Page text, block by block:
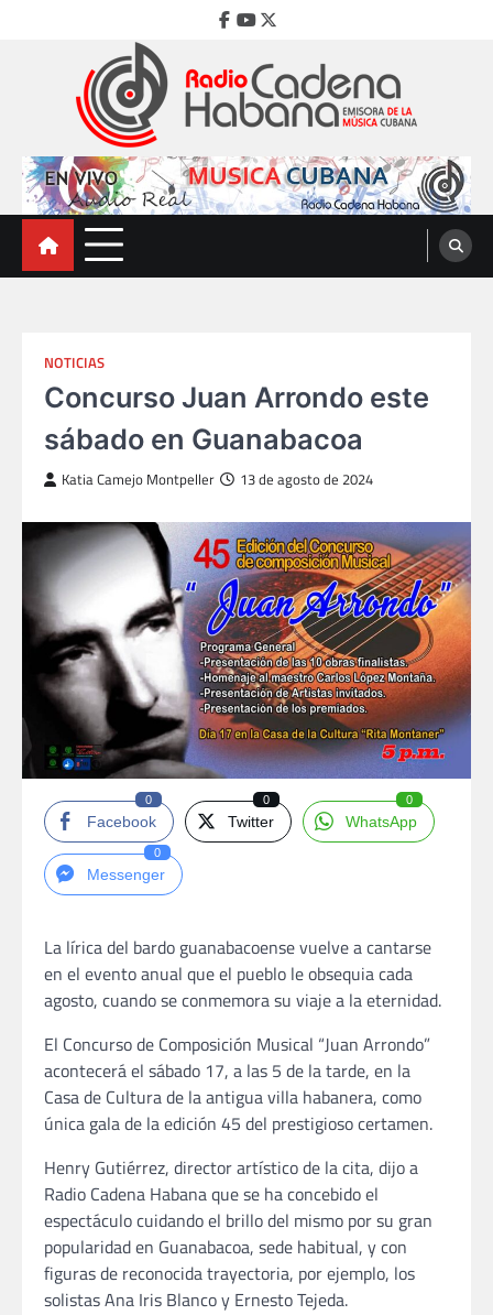
Facebook
Youtube
Twitter
Radio Cadena Habana
Emisora de la Música Cubana
NOTICIAS
Concurso Juan Arrondo este
sábado en Guanabacoa
Katia Camejo Montpeller 13 de agosto de 2024
Facebook
0
Twitter
0
WhatsApp
0
Messenger
0
La lírica del bardo guanabacoense vuelve a cantarse
en el evento anual que el pueblo le obsequia cada
agosto, cuando se conmemora su viaje a la eternidad.
El Concurso de Composición Musical “Juan Arrondo”
acontecerá el sábado 17, a las 5 de la tarde, en la
Casa de Cultura de la antigua villa habanera, como
única gala de la edición 45 del prestigioso certamen.
Henry Gutiérrez, director artístico de la cita, dijo a
Radio Cadena Habana que se ha concebido el
espectáculo cuidando el brillo del mismo por su gran
popularidad en Guanabacoa, sede habitual, y con
figuras de reconocida trayectoria, por ejemplo, los
solistas Ana Iris Blanco y Ernesto Tejeda.